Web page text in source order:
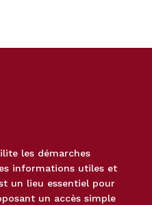
les démarches
informations utiles et
un lieu essentiel pour
un accès simple